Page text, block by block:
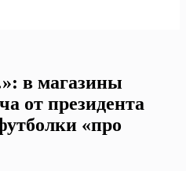
в магазины
от президента
«про